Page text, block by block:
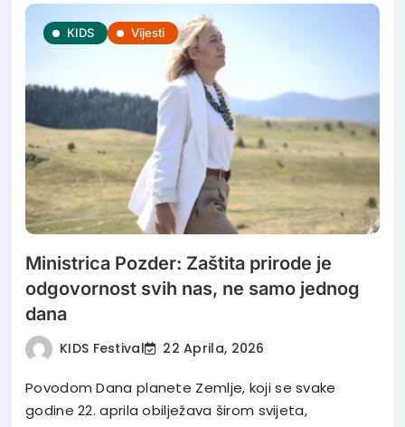
KIDS Vijesti
Ministrica Pozder: Zaštita prirode je
odgovornost svih nas, ne samo jednog
dana
KIDS Festival 22 Aprila, 2026
Povodom Dana planete Zemlje, koji se svake
godine 22. aprila obilježava širom svijeta,